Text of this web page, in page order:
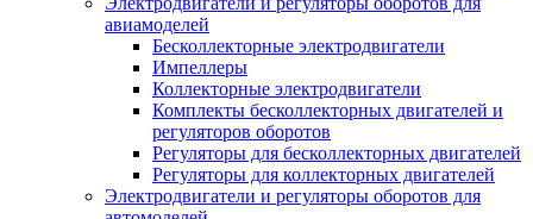
авиамоделей
Бесколлекторные электродвигатели
Импеллеры
Коллекторные электродвигатели
Комплекты бесколлекторных двигателей и
регуляторов оборотов
Регуляторы для бесколлекторных двигателей
Регуляторы для коллекторных двигателей
Электродвигатели и регуляторы оборотов для